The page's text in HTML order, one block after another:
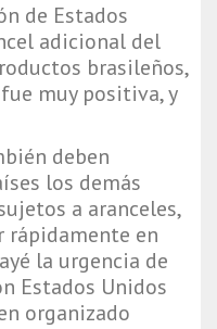
de Estados
adicional del
brasileños,
muy positiva, y
deben
los demás
a aranceles,
rápidamente en
la urgencia de
Estados Unidos
organizado